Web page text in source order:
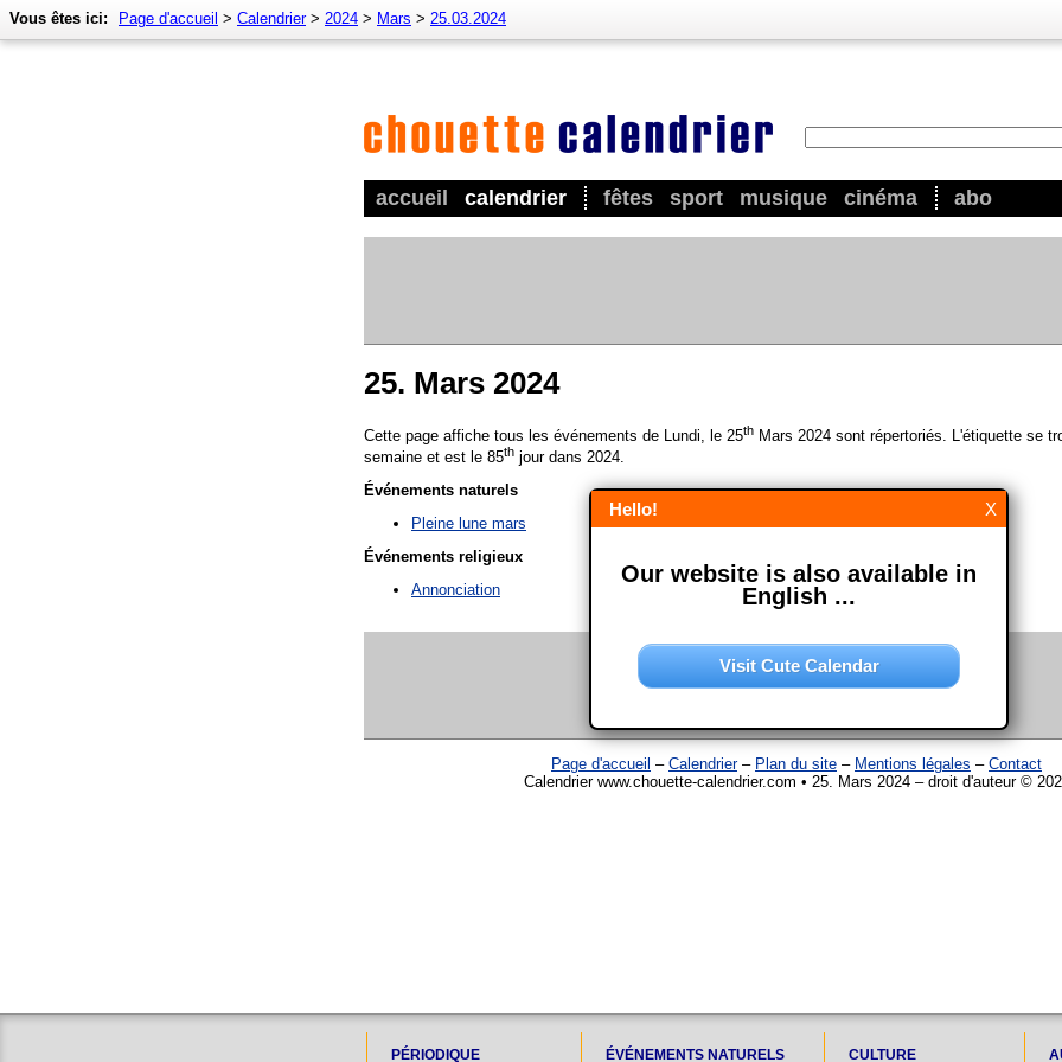
accueil calendrier fêtes sport musique cinéma abo
Vous êtes ici: Page d'accueil > Calendrier> 2024 > Mars > 25.03.2024
25. Mars 2024
Cette page affiche tous les événements de Lundi, le 25th Mars 2024 sont répertoriés. L'étiquette se
semaine et est le 85th jour dans 2024.
Événements naturels
Pleine lune mars
Événements religieux
Annonciation
Page d'accueil – Calendrier– Plan du site – Mentions légales – Contact
Calendrier www.chouette-calendrier.com • 25. Mars 2024 – droit d'auteur ©
PÉRIODIQUE ÉVÉNEMENTS NATURELS CULTURE
X
Hello!
Our website is also available in
English ...
Visit Cute Calendar